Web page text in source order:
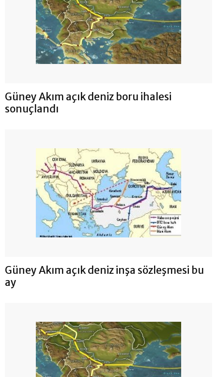
Güney Akım açık deniz boru ihalesi
sonuçlandı
Güney Akım açık deniz inşa sözleşmesi bu
ay